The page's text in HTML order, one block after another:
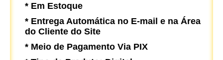
* Em Estoque
* Entrega Automática no E-mail e na Área
do Cliente do Site
* Meio de Pagamento Via PIX